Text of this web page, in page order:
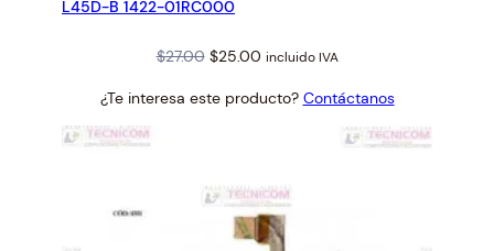
L45D-B 1422-01RC000
$27.00 Original
was:
$25.00Current
is:
incluido IVA
¿Te interesa este producto? Contáctanos